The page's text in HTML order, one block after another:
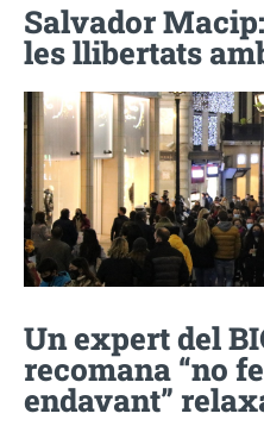
Salvador
les llibertats
Un expert del
recomana “no
endavant”